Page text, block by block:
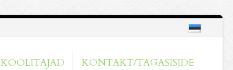
KOOLITAJAD KONTAKT/TAGASISIDE